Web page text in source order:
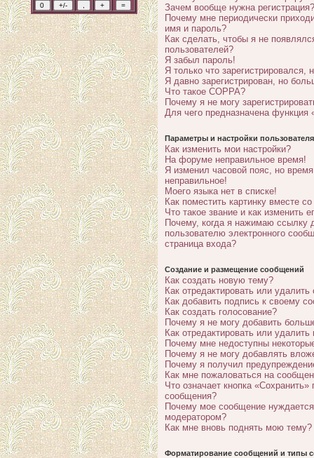
Зачем вообще нужна регистрация?
Почему мне периодически
имя и пароль?
Как сделать, чтобы я не
пользователей?
Я забыл пароль!
Я только что зарегистрировался,
Я давно зарегистрирован, но
Что такое COPPA?
Почему я не могу
Для чего предназначена функция
Параметры и настройки пользователя
Как изменить мои настройки?
На форуме неправильное время!
Я изменил часовой пояс, но
неправильное!
Моего языка нет в списке!
Как поместить картинку вместе
Что такое звание и как изменить
Почему, когда я нажимаю ссылку
пользователю электронного
страница входа?
Создание и размещение сообщений
Как создать новую тему?
Как отредактировать или
Как добавить подпись к своему
Как создать голосование?
Почему я не могу добавить
Как отредактировать или удалить
Почему мне недоступны
Почему я не могу добавлять
Почему я получил
Как мне пожаловаться на
Что означает кнопка «Сохранить»
сообщения?
Почему мое сообщение
модератором?
Как мне вновь поднять мою тему?
Форматирование сообщений и типы